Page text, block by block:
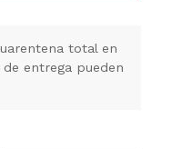
total en
entrega pueden